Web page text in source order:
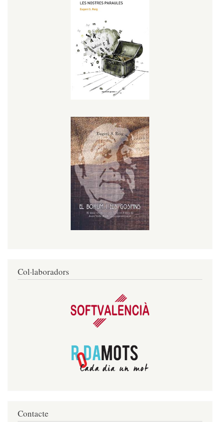
Col·laboradors
Contacte